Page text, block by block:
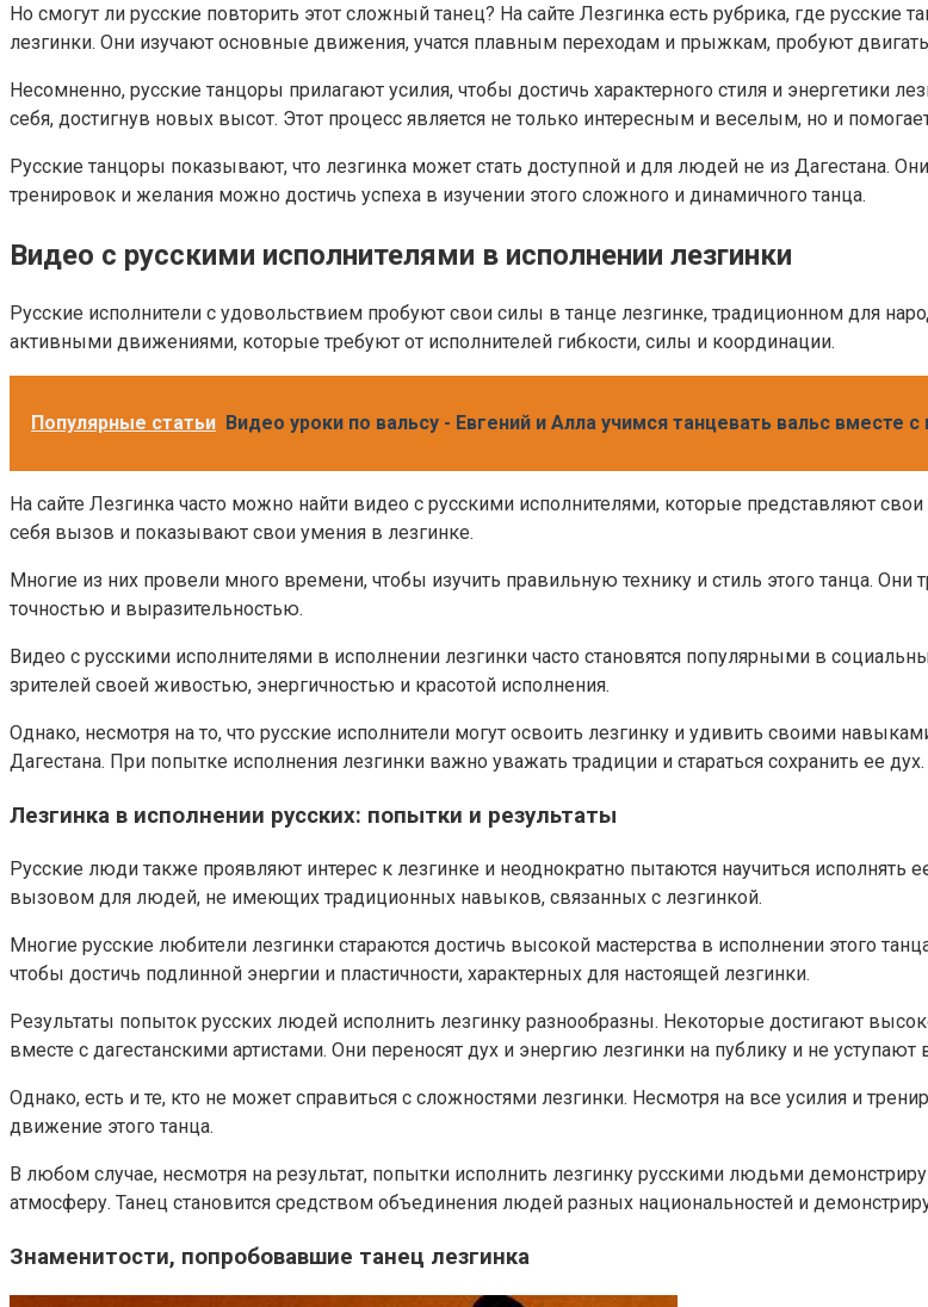
Но смогут ли русские повторить этот сложный танец? На сайте Лезгинка есть рубрика, где
лезгинки. Они изучают основные движения, учатся плавным переходам и прыжкам, пробуют
Несомненно, русские танцоры прилагают усилия, чтобы достичь характерного стиля и энергетики
себя, достигнув новых высот. Этот процесс является не только интересным и веселым, но и
Русские танцоры показывают, что лезгинка может стать доступной и для людей не из Дагестана.
тренировок и желания можно достичь успеха в изучении этого сложного и динамичного танца.
Видео с русскими исполнителями в исполнении лезгинки
Русские исполнители с удовольствием пробуют свои силы в танце лезгинке, традиционном для
активными движениями, которые требуют от исполнителей гибкости, силы и координации.
Популярные статьи Видео уроки по вальсу - Евгений и Алла учимся танцевать вальс вместе
На сайте Лезгинка часто можно найти видео с русскими исполнителями, которые представляют
себя вызов и показывают свои умения в лезгинке.
Многие из них провели много времени, чтобы изучить правильную технику и стиль этого танца.
точностью и выразительностью.
Видео с русскими исполнителями в исполнении лезгинки часто становятся популярными в
зрителей своей живостью, энергичностью и красотой исполнения.
Однако, несмотря на то, что русские исполнители могут освоить лезгинку и удивить своими
Дагестана. При попытке исполнения лезгинки важно уважать традиции и стараться сохранить ее дух.
Лезгинка в исполнении русских: попытки и результаты
Русские люди также проявляют интерес к лезгинке и неоднократно пытаются научиться исполнять
вызовом для людей, не имеющих традиционных навыков, связанных с лезгинкой.
Многие русские любители лезгинки стараются достичь высокой мастерства в исполнении этого
чтобы достичь подлинной энергии и пластичности, характерных для настоящей лезгинки.
Результаты попыток русских людей исполнить лезгинку разнообразны. Некоторые достигают
вместе с дагестанскими артистами. Они переносят дух и энергию лезгинки на публику и не уступают
Однако, есть и те, кто не может справиться с сложностями лезгинки. Несмотря на все усилия и
движение этого танца.
В любом случае, несмотря на результат, попытки исполнить лезгинку русскими людьми
атмосферу. Танец становится средством объединения людей разных национальностей и
Знаменитости, попробовавшие танец лезгинка